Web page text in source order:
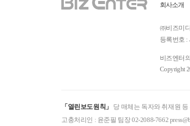
회사소개
㈜비즈미
등록번호 :
비즈엔터
Copyright
「열린보도원칙」
당 매체는 독자와 취재원
고충처리인 : 윤준필 팀장 02-2088-7662